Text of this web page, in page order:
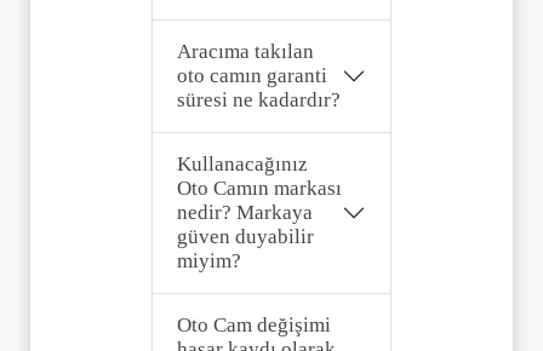
Aracıma takılan
oto camın garanti
süresi ne kadardır?
Kullanacağınız
Oto Camın markası
nedir? Markaya
güven duyabilir
miyim?
Oto Cam değişimi